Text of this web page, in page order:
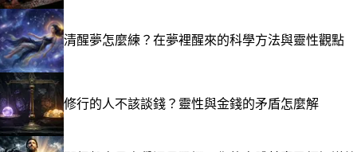
清醒夢怎麼練？在夢裡醒來的科學方法與靈性觀點
修行的人不該談錢？靈性與金錢的矛盾怎麼解